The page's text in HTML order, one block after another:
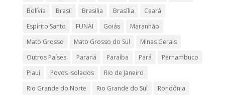
Bolívia
Brasil Brasilia Brasília
Ceará
Espírito Santo
FUNAI Goiás
Maranhão
Mato Grosso
Mato Grosso do Sul
Minas Gerais
Outros Países
Paraná Paraíba Pará
Pernambuco
Piauí
Povos Isolados
Rio de Janeiro
Rio Grande do Norte
Rio Grande do Sul
Rondônia